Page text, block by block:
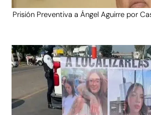
Prisión Preventiva a Ángel Aguirre por